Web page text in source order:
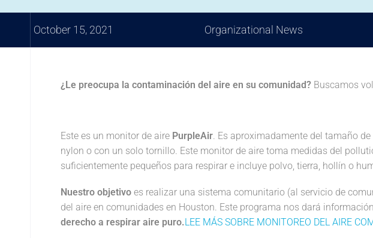
October 15, 2021 Organizational News
¿Le preocupa la contaminación del aire en su comunidad? Buscamos
Este es un monitor de aire PurpleAir. Es aproximadamente del tamaño
nylon o con un solo tornillo. Este monitor de aire toma medidas del
suficientemente pequeños para respirar e incluye polvo, tierra, hollín o
Nuestro objetivo es realizar una sistema comunitario (al servicio de
del aire en comunidades en Houston. Este programa nos dará
derecho a respirar aire puro.LEE MÁS SOBRE MONITOREO DEL AIRE